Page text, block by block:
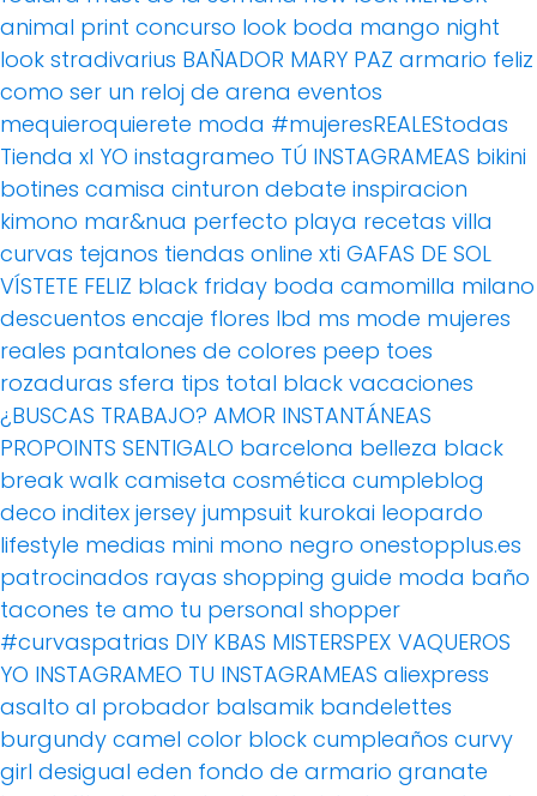
animal print concurso look boda mango night
look stradivarius BAÑADOR MARY PAZ armario feliz
como ser un reloj de arena eventos
mequieroquierete moda #mujeresREALEStodas
Tienda xl YO instagrameo TÚ INSTAGRAMEAS bikini
botines camisa cinturon debate inspiracion
kimono mar&nua perfecto playa recetas villa
curvas tejanos tiendas online xti GAFAS DE SOL
VÍSTETE FELIZ black friday boda camomilla milano
descuentos encaje flores lbd ms mode mujeres
reales pantalones de colores peep toes
rozaduras sfera tips total black vacaciones
¿BUSCAS TRABAJO? AMOR INSTANTÁNEAS
PROPOINTS SENTIGALO barcelona belleza black
break walk camiseta cosmética cumpleblog
deco inditex jersey jumpsuit kurokai leopardo
lifestyle medias mini mono negro onestopplus.es
patrocinados rayas shopping guide moda baño
tacones te amo tu personal shopper
#curvaspatrias DIY KBAS MISTERSPEX VAQUEROS
YO INSTAGRAMEO TU INSTAGRAMEAS aliexpress
asalto al probador balsamik bandelettes
burgundy camel color block cumpleaños curvy
girl desigual eden fondo de armario granate